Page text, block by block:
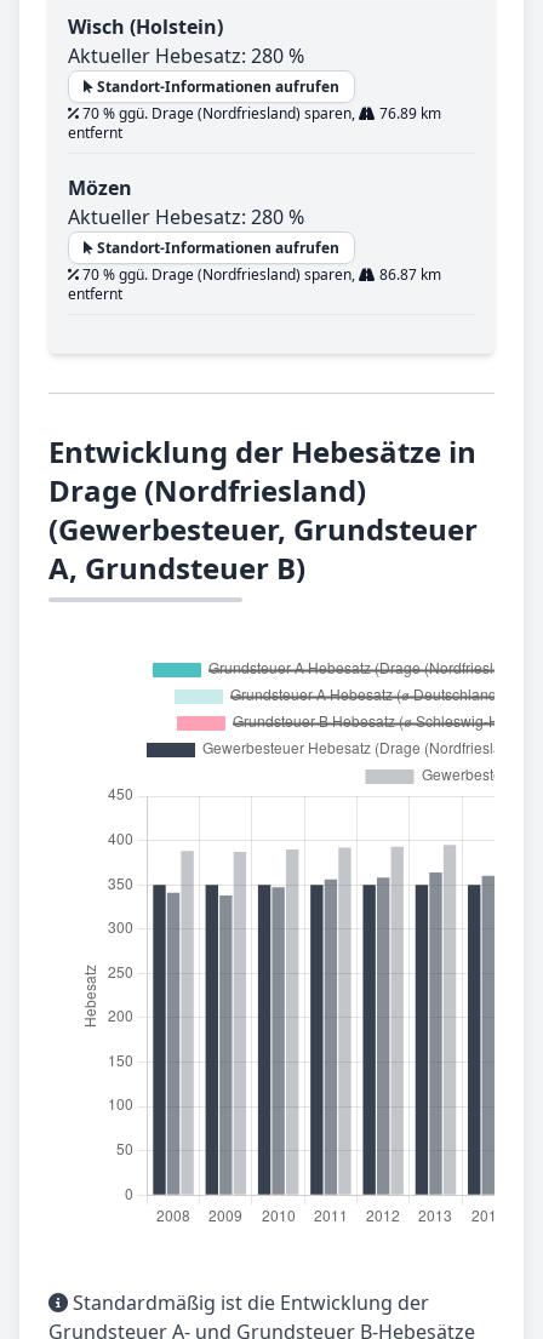
Wisch (Holstein)
Aktueller Hebesatz: 280 %
Standort-Informationen aufrufen
70 % ggü. Drage (Nordfriesland) sparen,
76.89 km
entfernt
Mözen
Aktueller Hebesatz: 280 %
Standort-Informationen aufrufen
70 % ggü. Drage (Nordfriesland) sparen,
86.87 km
entfernt
Entwicklung der Hebesätze in
Drage (Nordfriesland)
(Gewerbesteuer, Grundsteuer
A, Grundsteuer B)
Standardmäßig ist die Entwicklung der
Grundsteuer A- und Grundsteuer B-Hebesätze